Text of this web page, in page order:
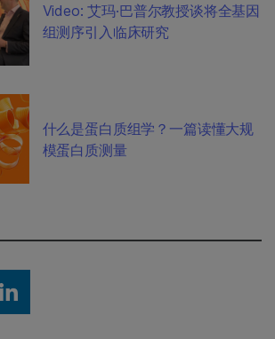
Video: 艾玛·巴普尔教授谈将全基因
组测序引入临床研究
什么是蛋白质组学？一篇读懂大规
模蛋白质测量
on Twitter
Share on Linkedin